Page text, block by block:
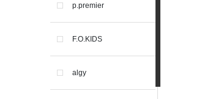
p.premier
F.O.KIDS
algy